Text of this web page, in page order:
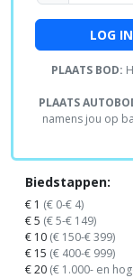
LOG
PLAATS BOD:
PLAATS
namens jou op
Biedstappen:
€ 1 (€ 0-€ 4)
€ 5 (€ 5-€ 149)
€ 10 (€ 150-€ 399)
€ 15 (€ 400-€ 999)
€ 20 (€ 1.000- en